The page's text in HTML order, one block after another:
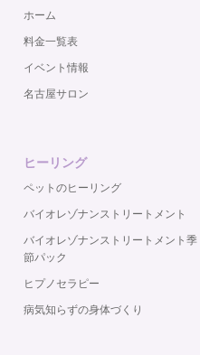
ホーム
料金一覧表
イベント情報
名古屋サロン
ヒーリング
ペットのヒーリング
バイオレゾナンストリートメント
バイオレゾナンストリートメント季
節パック
ヒプノセラピー
病気知らずの身体づくり